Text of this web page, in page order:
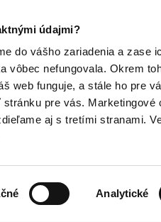
údajmi?
do vášho zariadenia a zase
vôbec nefungovala. Okrem
web funguje, a stále ho pre
pre vás. Marketingové
aj s tretími stranami.
Analytické
Doplnky